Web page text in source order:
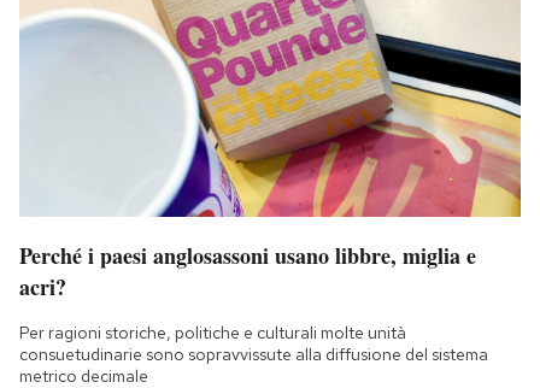
Perché i paesi anglosassoni usano libbre, miglia e
acri?
Per ragioni storiche, politiche e culturali molte unità
consuetudinarie sono sopravvissute alla diffusione del sistema
metrico decimale